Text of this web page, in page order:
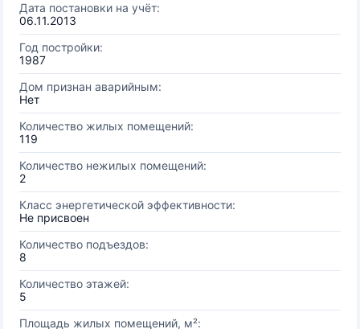
Дата постановки на учёт:
06.11.2013
Год постройки:
1987
Дом признан аварийным:
Нет
Количество жилых помещений:
119
Количество нежилых помещений:
2
Класс энергетической эффективности:
Не присвоен
Количество подъездов:
8
Количество этажей:
5
Площадь жилых помещений, м²: